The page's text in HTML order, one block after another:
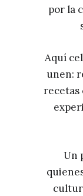
por la
Aquí
unen:
recetas
Un